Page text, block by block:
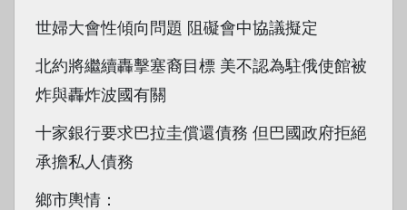
世婦大會性傾向問題 阻礙會中協議擬定
北約將繼續轟擊塞裔目標 美不認為駐俄使館被
炸與轟炸波國有關
十家銀行要求巴拉圭償還債務 但巴國政府拒絕
承擔私人債務
鄉市輿情：